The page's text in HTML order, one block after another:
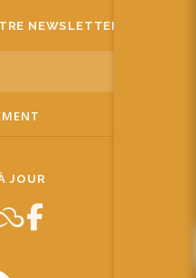
NEWSLETTER
JOUR